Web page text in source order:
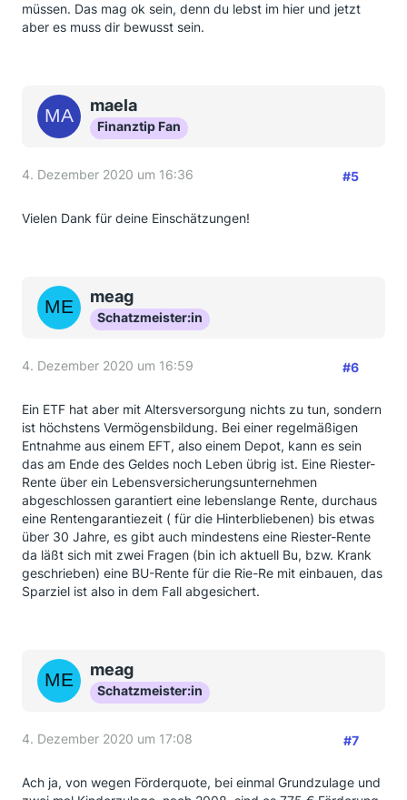
müssen. Das mag ok sein, denn du lebst im hier und jetzt
aber es muss dir bewusst sein.
maela
Finanztip Fan
4. Dezember 2020 um 16:36 #5
Vielen Dank für deine Einschätzungen!
meag
Schatzmeister:in
4. Dezember 2020 um 16:59 #6
Ein ETF hat aber mit Altersversorgung nichts zu tun, sondern
ist höchstens Vermögensbildung. Bei einer regelmäßigen
Entnahme aus einem EFT, also einem Depot, kann es sein
das am Ende des Geldes noch Leben übrig ist. Eine Riester-
Rente über ein Lebensversicherungsunternehmen
abgeschlossen garantiert eine lebenslange Rente, durchaus
eine Rentengarantiezeit ( für die Hinterbliebenen) bis etwas
über 30 Jahre, es gibt auch mindestens eine Riester-Rente
da läßt sich mit zwei Fragen (bin ich aktuell Bu, bzw. Krank
geschrieben) eine BU-Rente für die Rie-Re mit einbauen, das
Sparziel ist also in dem Fall abgesichert.
meag
Schatzmeister:in
4. Dezember 2020 um 17:08 #7
Ach ja, von wegen Förderquote, bei einmal Grundzulage und